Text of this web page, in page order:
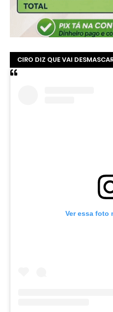
CIRO DIZ QUE VAI
Ver essa foto